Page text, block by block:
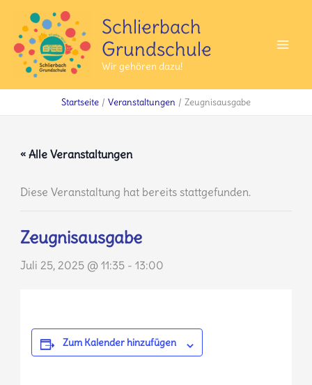
Inhalt
springen
Schlierbach
Grundschule
Wir gehören dazu!
Startseite Veranstaltungen Zeugnisausgabe
« Alle Veranstaltungen
Diese Veranstaltung hat bereits stattgefunden.
Zeugnisausgabe
Juli 25, 2025 @ 11:35- 13:00
Zum Kalender hinzufügen